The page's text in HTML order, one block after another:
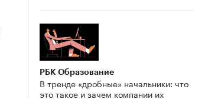
РБК Образование
В тренде «дробные» начальники: что
это такое и зачем компании их